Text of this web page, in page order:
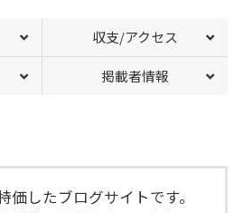
収支/アクセス
掲載者情報
価したブログサイトです。